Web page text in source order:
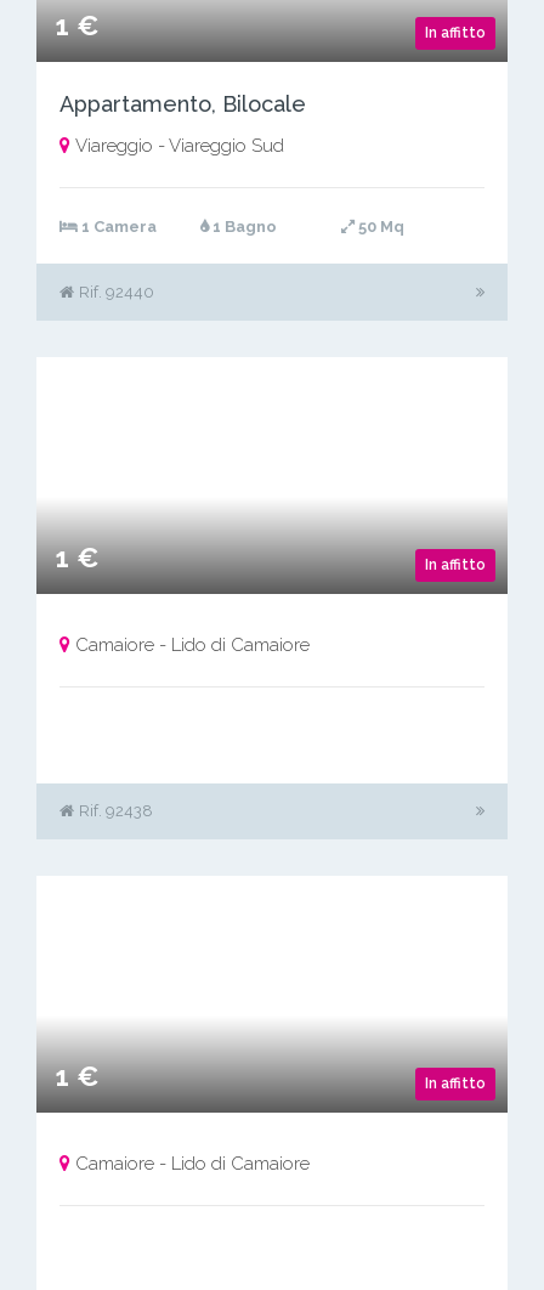
In affitto
1 €
Appartamento, Bilocale
Viareggio - Viareggio Sud
1 Camera 1 Bagno 50 Mq
Rif. 92440
In affitto
1 €
Camaiore - Lido di Camaiore
Rif. 92438
In affitto
1 €
Camaiore - Lido di Camaiore